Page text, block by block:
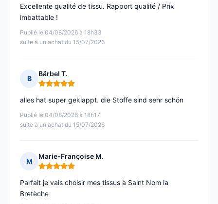
Publié le 04/08/2026 à 18h33
suite à un achat du 15/07/2026
Excellente qualité de tissu. Rapport qualité / Prix
imbattable !
B
Bärbel T.
Note : 5 sur 5
Publié le 04/08/2026 à 18h17
suite à un achat du 15/07/2026
alles hat super geklappt. die Stoffe sind sehr schön
M
Marie-Françoise M.
Note : 5 sur 5
Parfait je vais choisir mes tissus à Saint Nom la
Bretèche